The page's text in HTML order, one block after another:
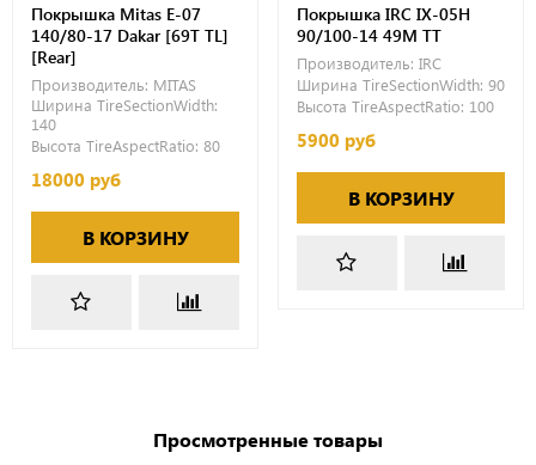
Покрышка Mitas E-07
140/80-17 Dakar [69T TL]
[Rear]
Производитель: MITAS
Ширина TireSectionWidth:
140
Высота TireAspectRatio: 80
18000 руб
В КОРЗИНУ
Покрышка IRC IX-05H
90/100-14 49M TT
Производитель: IRC
Ширина TireSectionWidth: 90
Высота TireAspectRatio: 100
5900 руб
В КОРЗИНУ
Просмотренные товары